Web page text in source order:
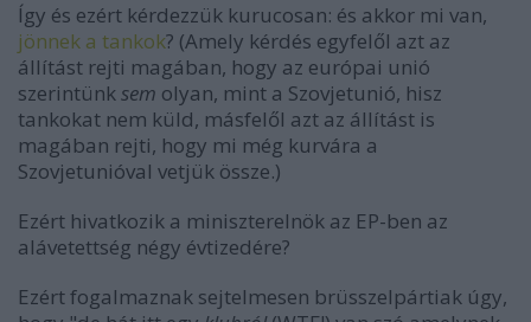
Így és ezért kérdezzük kurucosan: és akkor mi van,
jönnek a tankok? (Amely kérdés egyfelől azt az
állítást rejti magában, hogy az európai unió
szerintünksem olyan, mint a Szovjetunió, hisz
tankokat nem küld, másfelől azt az állítást is
magában rejti, hogy mi még kurvára a
Szovjetunióval vetjük össze.)
Ezért hivatkozik a miniszterelnök az EP-ben az
alávetettség négy évtizedére?
Ezért fogalmaznak sejtelmesen brüsszelpártiak úgy,